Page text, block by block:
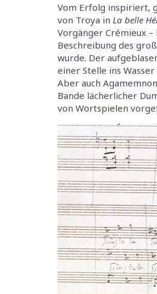
Vom Erfolg inspiriert,
von Troya in La belle
Vorgänger Crémieux
Beschreibung des
wurde. Der
einer Stelle ins
Aber auch
Bande lächerlicher
von Wortspielen